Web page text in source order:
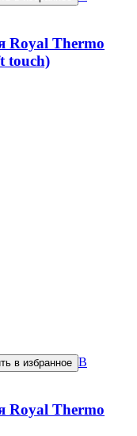
Royal Thermo
touch)
в избранное В
Royal Thermo